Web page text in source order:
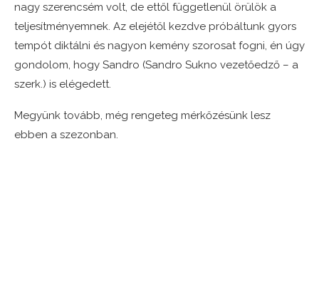
nagy szerencsém volt, de ettől függetlenül örülök a
teljesítményemnek. Az elejétől kezdve próbáltunk gyors
tempót diktálni és nagyon kemény szorosat fogni, én úgy
gondolom, hogy Sandro (Sandro Sukno vezetőedző – a
szerk.) is elégedett.
Megyünk tovább, még rengeteg mérkőzésünk lesz
ebben a szezonban.